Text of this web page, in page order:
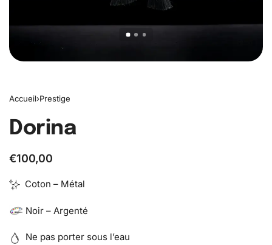
Accueil›Prestige
Dorina
€100,00
Coton – Métal
Noir – Argenté
Ne pas porter sous l’eau